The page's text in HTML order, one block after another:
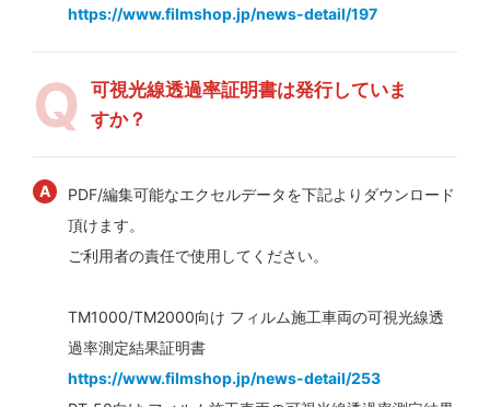
https://www.filmshop.jp/news-detail/197
可視光線透過率証明書は発行していま
すか？
PDF/編集可能なエクセルデータを下記よりダウンロード
頂けます。
ご利用者の責任で使用してください。
TM1000/TM2000向け フィルム施工車両の可視光線透
過率測定結果証明書
https://www.filmshop.jp/news-detail/253